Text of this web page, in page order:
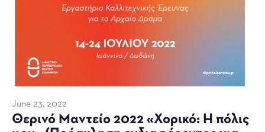
June 23, 2022
Θερινό Μαντείο 2022 «Χορικό: Η πόλις